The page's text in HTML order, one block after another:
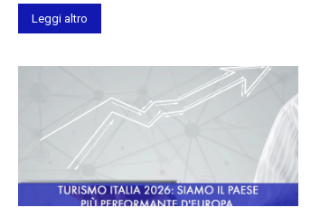
Leggi altro